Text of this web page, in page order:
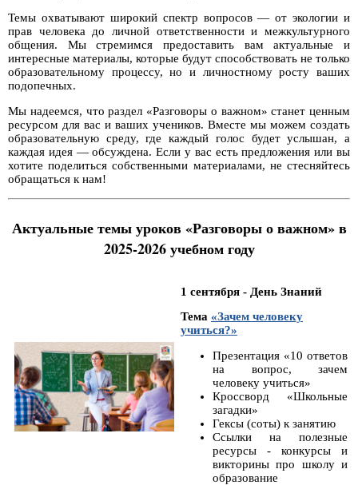
Темы охватывают широкий спектр вопросов — от экологии и
прав человека до личной ответственности и межкультурного
общения. Мы стремимся предоставить вам актуальные и
интересные материалы, которые будут способствовать не только
образовательному процессу, но и личностному росту ваших
подопечных.
Мы надеемся, что раздел «Разговоры о важном» станет ценным
ресурсом для вас и ваших учеников. Вместе мы можем создать
образовательную среду, где каждый голос будет услышан, а
каждая идея — обсуждена. Если у вас есть предложения или вы
хотите поделиться собственными материалами, не стесняйтесь
обращаться к нам!
Актуальные темы уроков «Разговоры о важном» в
2025-2026 учебном году
1 сентября - День Знаний
Тема «Зачем человеку
учиться?»
Презентация «10 ответов
на вопрос, зачем
человеку учиться»
Кроссворд «Школьные
загадки»
Гексы (соты) к занятию
Ссылки на полезные
ресурсы - конкурсы и
викторины про школу и
образование